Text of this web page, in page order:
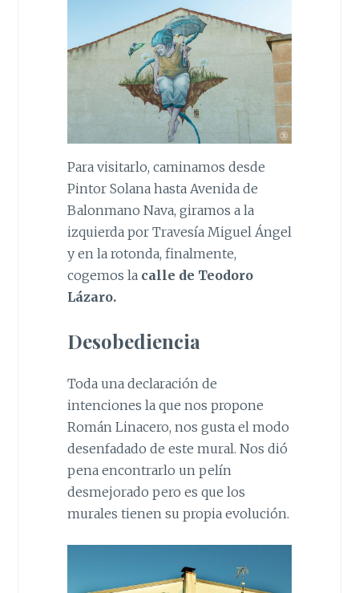
Para visitarlo, caminamos desde
Pintor Solana hasta Avenida de
Balonmano Nava, giramos a la
izquierda por Travesía Miguel Ángel
y en la rotonda, finalmente,
cogemos la calle de Teodoro
Lázaro.
Desobediencia
Toda una declaración de
intenciones la que nos propone
Román Linacero, nos gusta el modo
desenfadado de este mural. Nos dió
pena encontrarlo un pelín
desmejorado pero es que los
murales tienen su propia evolución.